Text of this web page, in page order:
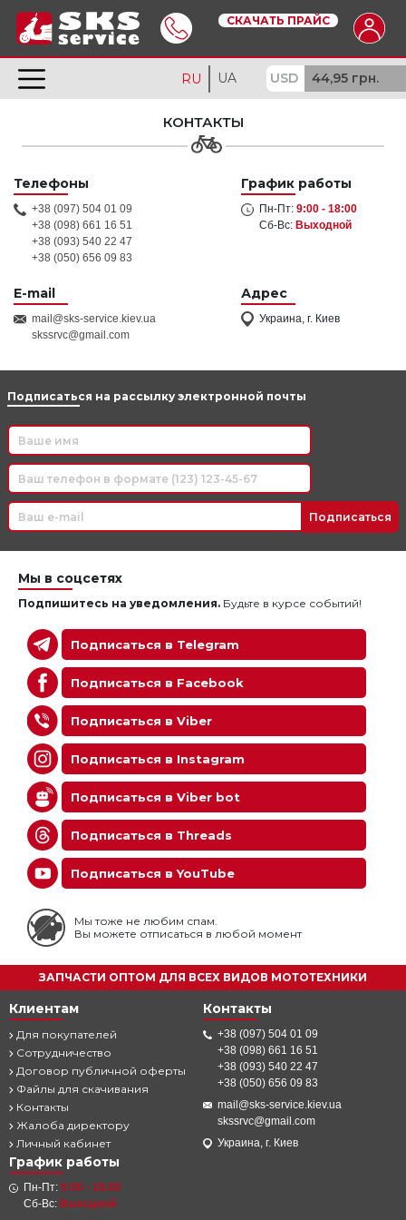
СКАЧАТЬ ПРАЙС
RU UA USD 44,95 грн.
КОНТАКТЫ
Телефоны
+38 (097) 504 01 09
+38 (098) 661 16 51
+38 (093) 540 22 47
+38 (050) 656 09 83
График работы
Пн-Пт: 9:00 - 18:00
Сб-Вс: Выходной
E-mail
mail@sks-service.kiev.ua
skssrvc@gmail.com
Адрес
Украина, г. Киев
Подписаться на рассылку электронной почты
Подписаться
Мы в соцсетях
Подпишитесь на уведомления. Будьте в курсе событий!
Подписаться в Telegram
Подписаться в Facebook
Подписаться в Viber
Подписаться в Instagram
Подписаться в Viber bot
Подписаться в Threads
Подписаться в YouTube
Мы тоже не любим спам.
Вы можете отписаться в любой момент
ЗАПЧАСТИ ОПТОМ ДЛЯ ВСЕХ ВИДОВ МОТОТЕХНИКИ
Клиентам
Для покупателей
Сотрудничество
Договор публичной оферты
Файлы для скачивания
Контакты
Жалоба директору
Личный кабинет
Контакты
+38 (097) 504 01 09
+38 (098) 661 16 51
+38 (093) 540 22 47
+38 (050) 656 09 83
mail@sks-service.kiev.ua
skssrvc@gmail.com
Украина, г. Киев
График работы
Пн-Пт: 9:00 - 18:00
Сб-Вс: Выходной